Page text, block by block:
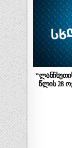
წლის 28